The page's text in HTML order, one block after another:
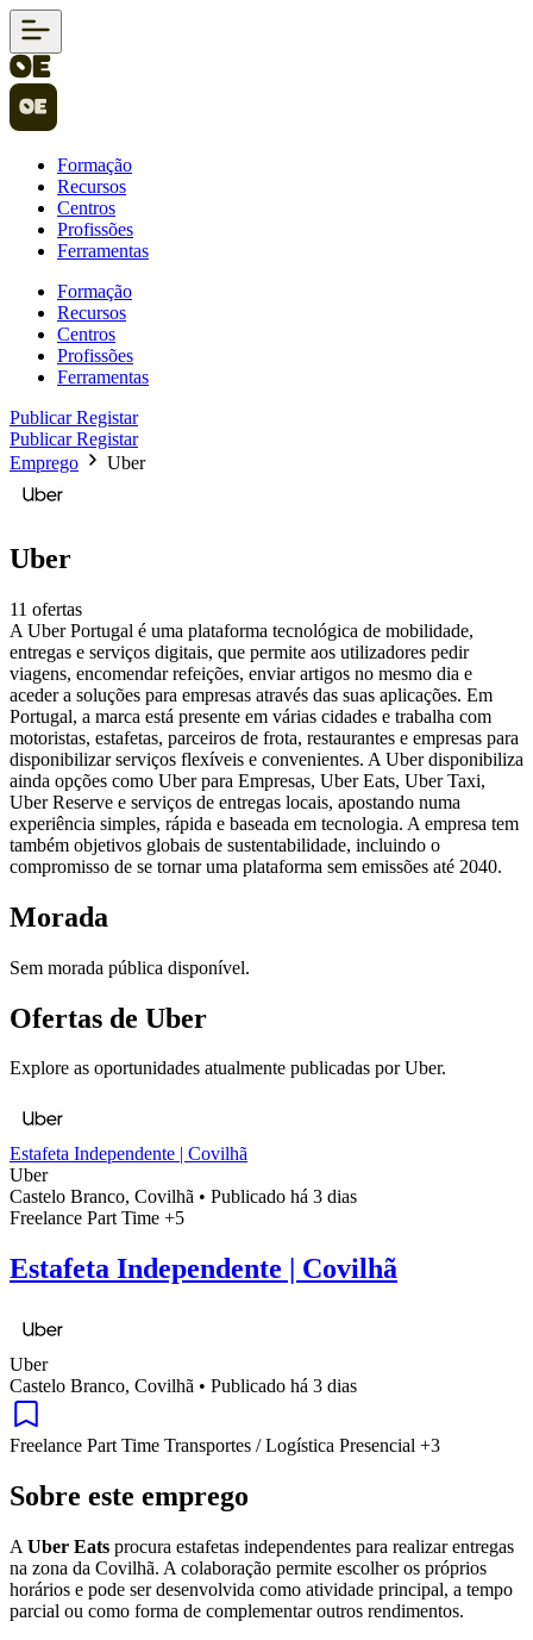
Formação
Recursos
Centros
Profissões
Ferramentas
Formação
Recursos
Centros
Profissões
Ferramentas
PublicarRegistar
PublicarRegistar
Emprego
Uber
Uber
11 ofertas
A Uber Portugal é uma plataforma tecnológica de mobilidade,
entregas e serviços digitais, que permite aos utilizadores pedir
viagens, encomendar refeições, enviar artigos no mesmo dia e
aceder a soluções para empresas através das suas aplicações. Em
Portugal, a marca está presente em várias cidades e trabalha com
motoristas, estafetas, parceiros de frota, restaurantes e empresas para
disponibilizar serviços flexíveis e convenientes. A Uber disponibiliza
ainda opções como Uber para Empresas, Uber Eats, Uber Taxi,
Uber Reserve e serviços de entregas locais, apostando numa
experiência simples, rápida e baseada em tecnologia. A empresa tem
também objetivos globais de sustentabilidade, incluindo o
compromisso de se tornar uma plataforma sem emissões até 2040.
Morada
Sem morada pública disponível.
Ofertas de Uber
Explore as oportunidades atualmente publicadas por Uber.
Estafeta Independente | Covilhã
Uber
Castelo Branco, Covilhã • Publicado há 3 dias
Freelance Part Time +5
Estafeta Independente | Covilhã
Uber
Castelo Branco, Covilhã • Publicado há 3 dias
Freelance Part Time Transportes / Logística Presencial +3
Sobre este emprego
A Uber Eats procura estafetas independentes para realizar entregas
na zona da Covilhã. A colaboração permite escolher os próprios
horários e pode ser desenvolvida como atividade principal, a tempo
parcial ou como forma de complementar outros rendimentos.